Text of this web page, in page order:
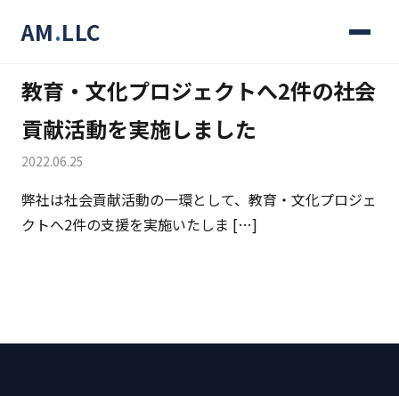
AM.LLC
教育・文化プロジェクトへ2件の社会
貢献活動を実施しました
2022.06.25
弊社は社会貢献活動の一環として、教育・文化プロジェ
クトへ2件の支援を実施いたしま […]